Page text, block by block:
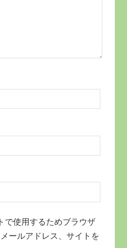
で使用するためブラウザ
ールアドレス、サイトを